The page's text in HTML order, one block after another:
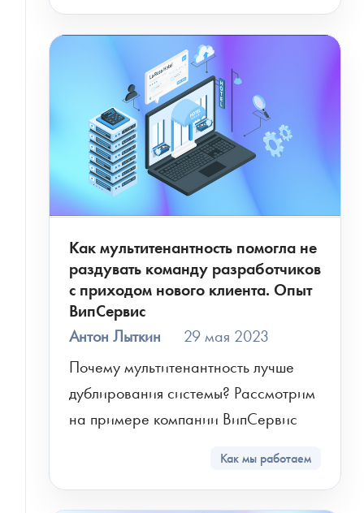
Как мультитенантность помогла не
раздувать команду разработчиков
с приходом нового клиента. Опыт
ВипСервис
Антон Лыткин
29 мая 2023
Почему мультитенантность лучше
дублирования системы? Рассмотрим
на примере компании ВипСервис
Как мы работаем